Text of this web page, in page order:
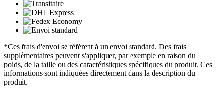
*Ces frais d'envoi se réfèrent à un envoi standard. Des frais
supplémentaires peuvent s'appliquer, par exemple en raison du
poids, de la taille ou des caractéristiques spécifiques du produit. Ces
informations sont indiquées directement dans la description du
produit.